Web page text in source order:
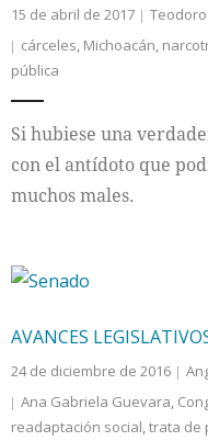
15 de abril de 2017
cárceles, Michoacán,
pública
Si hubiese una
con el antídoto que
muchos males.
AVANCES
24 de diciembre de 2016
Ana Gabriela Guevara,
readaptación social,trata de